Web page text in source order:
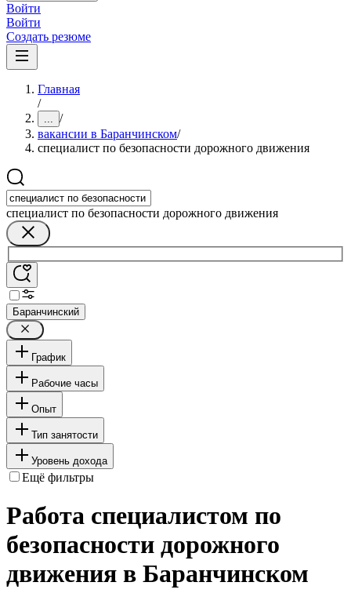
Войти
Войти
Создать резюме
Главная
/
... /
вакансии в Баранчинском/
специалист по безопасности дорожного движения
специалист по безопасности дорожного движения
Баранчинский
График
Рабочие часы
Опыт
Тип занятости
Уровень дохода
Ещё фильтры
Работа специалистом по
безопасности дорожного
движения в Баранчинском